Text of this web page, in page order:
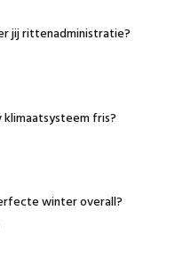
jij rittenadministratie?
klimaatsysteem fris?
winter overall?